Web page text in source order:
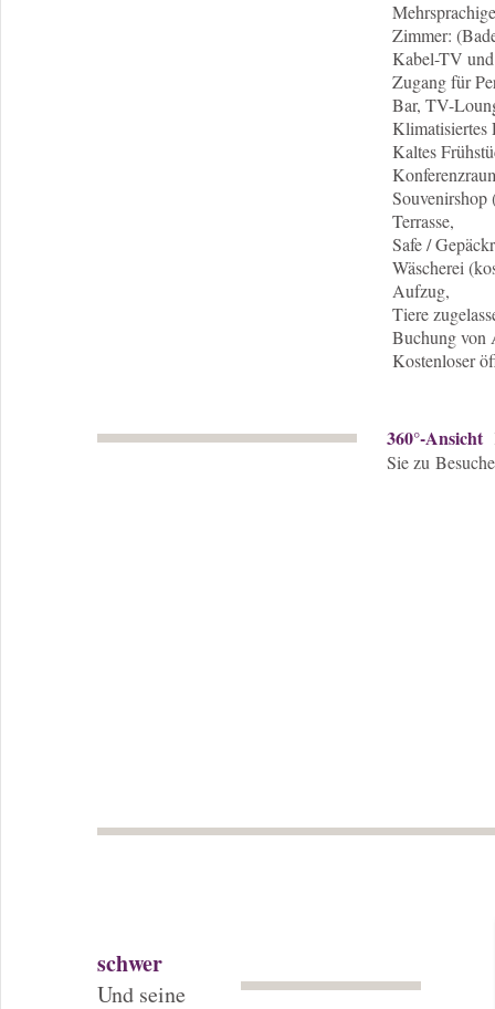
Zimmer:
Kabel-TV
Zugang für
Bar, TV-
Klimatisiertes
Kaltes
Souvenirshop
Terrasse,
Safe /
Wäscherei
Aufzug,
Tiere
Buchung von
Kostenloser
schwer
Und seine
360°-Ansicht
Sie zu